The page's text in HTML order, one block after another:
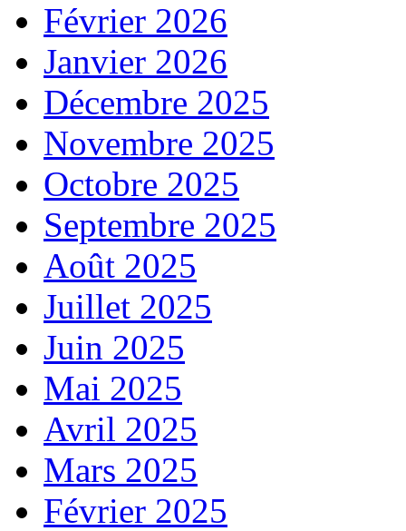
Février 2026
Janvier 2026
Décembre 2025
Novembre 2025
Octobre 2025
Septembre 2025
Août 2025
Juillet 2025
Juin 2025
Mai 2025
Avril 2025
Mars 2025
Février 2025